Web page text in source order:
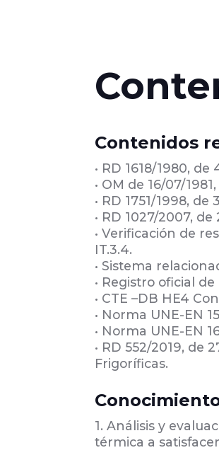
Contenidos
• RD 1618/1980,
• OM de 16/07/
• RD 1751/1998,
• RD 1027/2007,
• Verificación de
IT.3.4.
• Sistema
• Registro oficial
• CTE –DB HE4
• Norma UNE-EN
• Norma UNE-EN
• RD 552/2019,
Frigoríficas.
1. Análisis y
térmica a